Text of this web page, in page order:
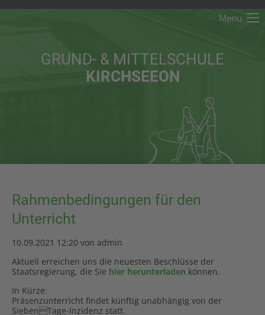
Der Eintrag "offcanvas-col2" existiert leider nicht.
Der Eintrag "offcanvas-col3" existiert leider nicht.
Der Eintrag "offcanvas-col4" existiert leider nicht.
Menu
GRUND- & MITTELSCHULE
KIRCHSEEON
Rahmenbedingungen für den
Unterricht
10.09.2021 12:20 von admin
Aktuell erreichen uns die neuesten Beschlüsse der
Staatsregierung, die Sie hier herunterladen können.
In Kürze:
Präsenzunterricht findet künftig unabhängig von der
SiebenTage-Inzidenz statt.